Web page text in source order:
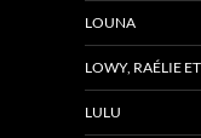
LOUNA
LOWY, RAÉLIE
LULU